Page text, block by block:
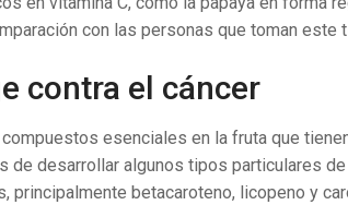
con las personas que toman este
contra el cáncer
esenciales en la fruta que
de desarrollar algunos tipos particulares
principalmente betacaroteno, licopeno y